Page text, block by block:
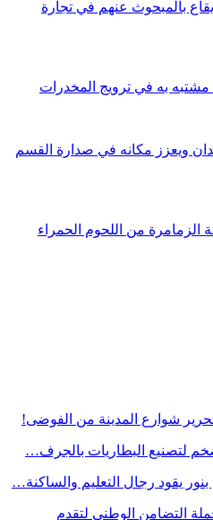
بالمبحوث عنهم في تجارة
به في ترويج المخدرات
ويعزز مكانه في صدارة القسم
الزمامرة من اللحوم الحمراء
شوارع المدينة من الفوضى!
لتصنيع البطاريات بالجرف…
يقود رجال التعليم والساكنة…
التضامن الوطني لتقدم